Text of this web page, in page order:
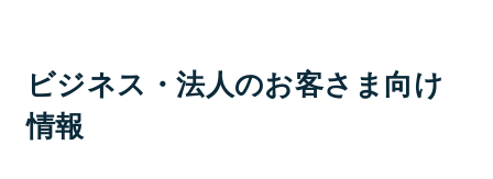
ビジネス・法人のお客さま向け
情報